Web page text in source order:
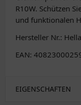
R10W. Schützen
und funktionalen
Hersteller Nr.:
EAN:
EIGENSCHAFTEN